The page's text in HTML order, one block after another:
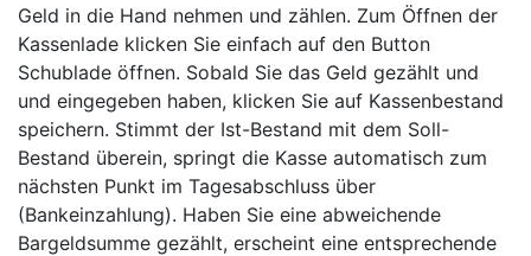
Geld in die Hand nehmen und zählen. Zum Öffnen der
Kassenlade klicken Sie einfach auf den Button
Schublade öffnen. Sobald Sie das Geld gezählt und
und eingegeben haben, klicken Sie auf Kassenbestand
speichern. Stimmt der Ist-Bestand mit dem Soll-
Bestand überein, springt die Kasse automatisch zum
nächsten Punkt im Tagesabschluss über
(Bankeinzahlung). Haben Sie eine abweichende
Bargeldsumme gezählt, erscheint eine entsprechende